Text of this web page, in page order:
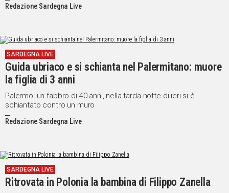
Redazione Sardegna Live
SARDEGNA LIVE
Guida ubriaco e si schianta nel Palermitano: muore
la figlia di 3 anni
Palermo: un fabbro di 40 anni, nella tarda notte di ieri si è
schiantato contro un muro
Redazione Sardegna Live
SARDEGNA LIVE
Ritrovata in Polonia la bambina di Filippo Zanella